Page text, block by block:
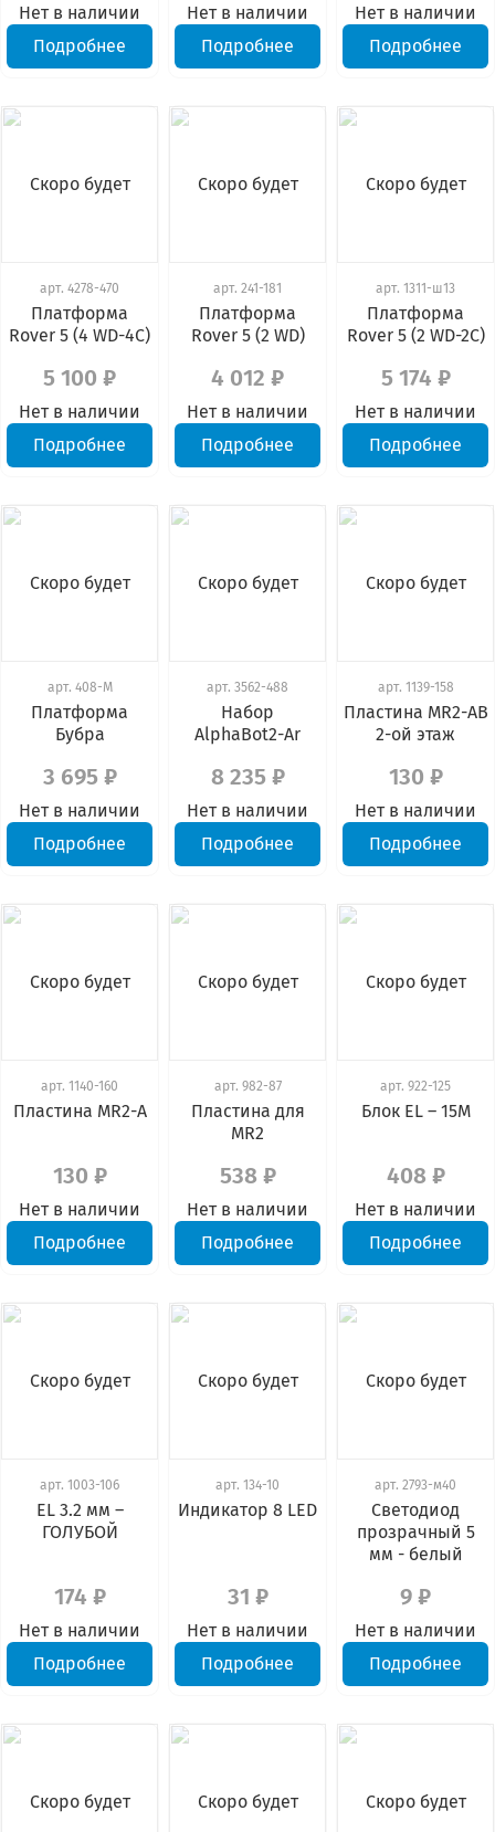
Нет в наличии
Подробнее
Нет в наличии
Подробнее
Нет в наличии
Подробнее
Скоро будет
арт. 4278-470
Платформа
Rover 5 (4 WD-4С)
5 100 ₽
Нет в наличии
Подробнее
Скоро будет
арт. 241-181
Платформа
Rover 5 (2 WD)
4 012 ₽
Нет в наличии
Подробнее
Скоро будет
арт. 1311-ш13
Платформа
Rover 5 (2 WD-2С)
5 174 ₽
Нет в наличии
Подробнее
Скоро будет
арт. 408-М
Платформа
Бубра
3 695 ₽
Нет в наличии
Подробнее
Скоро будет
арт. 3562-488
Набор
AlphaBot2-Ar
8 235 ₽
Нет в наличии
Подробнее
Скоро будет
арт. 1139-158
Пластина MR2-АВ
2-ой этаж
130 ₽
Нет в наличии
Подробнее
Скоро будет
арт. 1140-160
Пластина MR2-А
130 ₽
Нет в наличии
Подробнее
Скоро будет
арт. 982-87
Пластина для
MR2
538 ₽
Нет в наличии
Подробнее
Скоро будет
арт. 922-125
Блок EL – 15М
408 ₽
Нет в наличии
Подробнее
Скоро будет
арт. 1003-106
EL 3.2 мм –
ГОЛУБОЙ
174 ₽
Нет в наличии
Подробнее
Скоро будет
арт. 134-10
Индикатор 8 LED
31 ₽
Нет в наличии
Подробнее
Скоро будет
арт. 2793-м40
Светодиод
прозрачный 5
мм - белый
9 ₽
Нет в наличии
Подробнее
Скоро будет Скоро будет Скоро будет